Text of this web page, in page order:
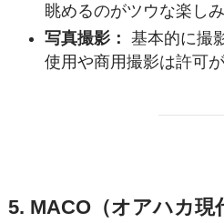
眺めるのがツウな楽しみ
写真撮影： 基本的に撮
使用や商用撮影は許可が
5. MACO（オアハカ現